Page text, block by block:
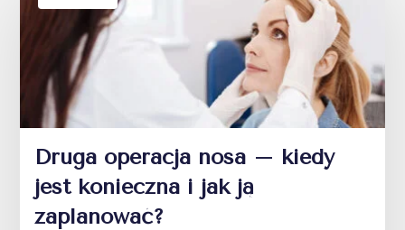
Druga operacja nosa – kiedy
jest konieczna i jak ją
zaplanować?